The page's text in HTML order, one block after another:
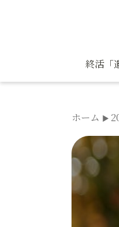
へ
終活「
ホーム